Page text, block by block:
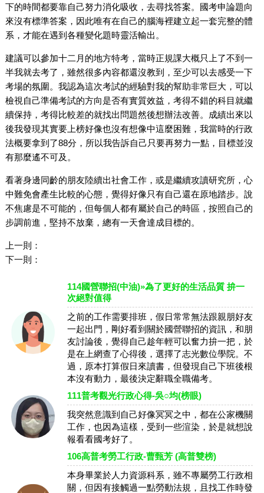
下的時間都要靠自己努力消化吸收，去尋找答案。國考申論題向
來沒有標準答案，因此唯有在自己的腦海裡建立起一套完整的體
系，才能在遇到各種變化題時靈活輸出。
建議可以參加十二月的地方特考，當時正規課大概只上了不到一
半我就去考了，雖然很多內容都還沒教到，至少可以去感受一下
考場的氛圍。我認為這次考試的經驗對我的幫助非常巨大，可以
檢視自己準備考試的方向是否有實質效益，考得不錯的科目就繼
續保持，考得比較差的就找出問題然後想辦法改善。成績出來以
後我發現其實要上榜好像也沒有想像中這麼困難，我當時的行政
法概要拿到了88分，所以我告訴自己只要再努力一點，目標並沒
有那麼遙不可及。
看著身邊同齡的朋友陸續出社會工作，或是繼續攻讀研究所，心
中難免會產生比較的心態，覺得好像只有自己還在原地踏步。說
不焦慮是不可能的，但每個人都有屬於自己的時區，按照自己的
步調前進，堅持不放棄，總有一天會達成目標的。
上一則：
下一則：
114國營聯招(中油)»為了更好的生活品質 拚一
次絕對值得
之前的工作需要排班，假日常常無法跟親朋好友
一起出門，剛好看到關於國營聯招的資訊，和朋
友討論後，覺得自己趁年輕可以奮力拚一把，於
是在上網查了心得後，選擇了志光數位學院。不
過，原本打算假日來讀書，但發現自己下班後根
本沒有動力，最後決定辭職全職備考。
111普考觀光行政心得-吳○均(榜眼)
我突然意識到自己好像冥冥之中，都在公家機關
工作，也因為這樣，受到一些渲染，於是就想說
報看看國考好了。
106高普考勞工行政-曹甄芳 (高普雙榜)
本身畢業於人力資源科系，雖不專屬勞工行政相
關，但因有接觸過一點勞動法規，且找工作時發